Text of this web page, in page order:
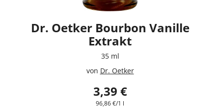
Dr. Oetker Bourbon Vanille
Extrakt
35 ml
von Dr. Oetker
3,39 €
96,86 €/1 l